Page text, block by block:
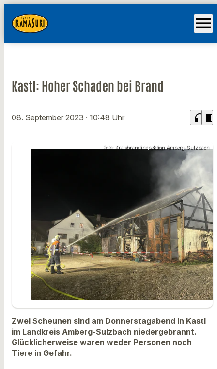
menu
Kastl: Hoher Schaden bei Brand
08. September 2023 · 10:48 Uhr headphones chrome_reader_mode
Foto: Kreisbrandinspektion Amberg-Sulzbach
Zwei Scheunen sind am Donnerstagabend in Kastl
im Landkreis Amberg-Sulzbach niedergebrannt.
Glücklicherweise waren weder Personen noch
Tiere in Gefahr.